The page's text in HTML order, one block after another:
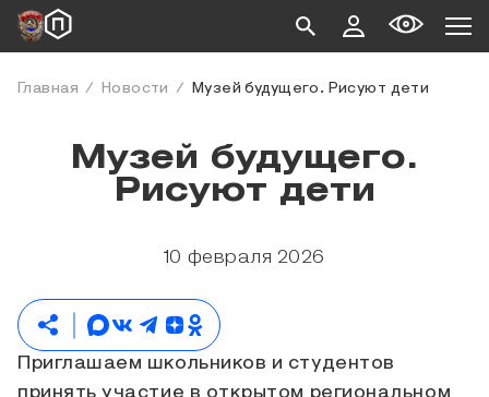
Главная Новости Музей будущего. Рисуют дети
Музей будущего.
Рисуют дети
10 февраля 2026
Приглашаем школьников и студентов
принять участие в открытом региональном